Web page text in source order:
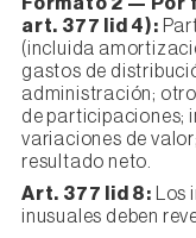
art. 377 lid 4):
(incluida
gastos de
administración;
de participaciones;
variaciones de
resultado neto.
Art. 377 lid 8: Los
inusuales deben